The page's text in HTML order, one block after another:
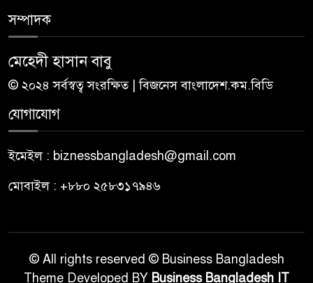
সম্পাদক
মেহেদী হাসান বাবু
© ২০২৪ সর্বস্বত্ব সংরক্ষিত | বিজনেস বাংলাদেশ.কম.বিডি
যোগাযোগ
ইমেইল : biznessbangladesh@gmail.com
মোবাইল : +৮৮০ ২৫৮৩১৭৯৪৬
© All rights reserved © Business Bangladesh
Theme Developed BY Business Bangladesh IT